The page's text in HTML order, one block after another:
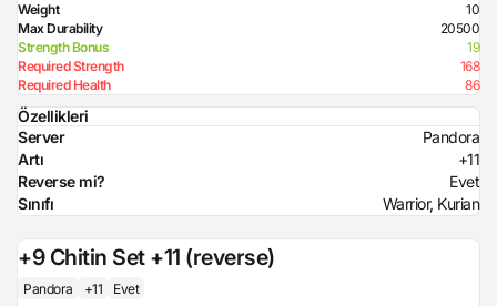
Weight
10
Max Durability
20500
Strength Bonus
19
Required Strength
168
Required Health
86
Özellikleri
Server
Pandora
Artı
+11
Reverse mi?
Evet
Sınıfı
Warrior, Kurian
+9 Chitin Set +11 (reverse)
Pandora +11 Evet